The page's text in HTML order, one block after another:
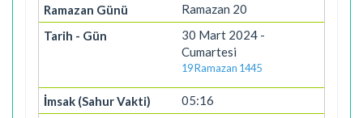
Ramazan 20
30 Mart 2024 -
Cumartesi
19 Ramazan 1445
05:16